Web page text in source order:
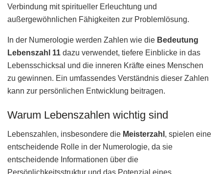
Verbindung mit spiritueller Erleuchtung und
außergewöhnlichen Fähigkeiten zur Problemlösung.
In der Numerologie werden Zahlen wie die Bedeutung
Lebenszahl 11 dazu verwendet, tiefere Einblicke in das
Lebensschicksal und die inneren Kräfte eines Menschen
zu gewinnen. Ein umfassendes Verständnis dieser Zahlen
kann zur persönlichen Entwicklung beitragen.
Warum Lebenszahlen wichtig sind
Lebenszahlen, insbesondere die Meisterzahl , spielen eine
entscheidende Rolle in der Numerologie, da sie
entscheidende Informationen über die
Persönlichkeitsstruktur und das Potenzial eines